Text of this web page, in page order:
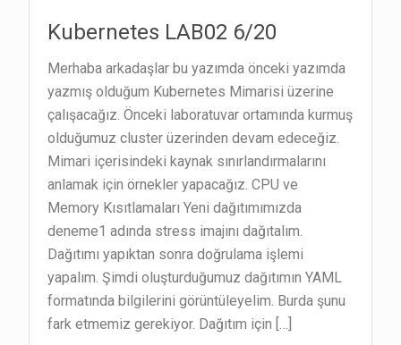
Kubernetes LAB02 6/20
Merhaba arkadaşlar bu yazımda önceki yazımda
yazmış olduğum Kubernetes Mimarisi üzerine
çalışacağız. Önceki laboratuvar ortamında kurmuş
olduğumuz cluster üzerinden devam edeceğiz.
Mimari içerisindeki kaynak sınırlandırmalarını
anlamak için örnekler yapacağız. CPU ve
Memory Kısıtlamaları Yeni dağıtımımızda
deneme1 adında stress imajını dağıtalım.
Dağıtımı yapıktan sonra doğrulama işlemi
yapalım. Şimdi oluşturduğumuz dağıtımın YAML
formatında bilgilerini görüntüleyelim. Burda şunu
fark etmemiz gerekiyor. Dağıtım için […]